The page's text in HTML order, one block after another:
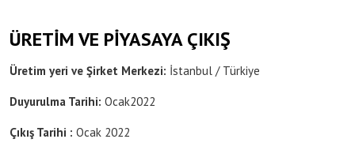
ÜRETİM VE PİYASAYA ÇIKIŞ
Üretim yeri ve Şirket Merkezi: İstanbul / Türkiye
Duyurulma Tarihi: Ocak2022
Çıkış Tarihi : Ocak 2022